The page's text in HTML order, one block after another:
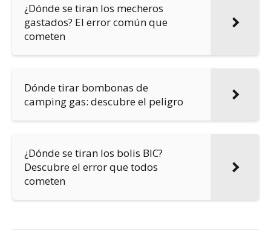
¿Dónde se tiran los mecheros
gastados? El error común que
cometen
Dónde tirar bombonas de
camping gas: descubre el peligro
¿Dónde se tiran los bolis BIC?
Descubre el error que todos
cometen